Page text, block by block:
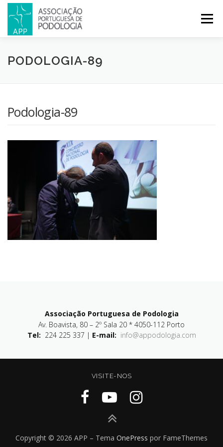
Menu
APP PODOLOGIA LICENCIATURA EM PODOLOGIA
PODOLOGIA-89
Podologia-89
Associação Portuguesa de Podologia
Av. Boavista, 80 – 2º Sala 20 * 4050-112 Porto
Tel: 224 225 337 | E-mail: info@appodologia.com
VISITE-NOS
Copyright © 2026 APP – Tema OnePress por FameThemes